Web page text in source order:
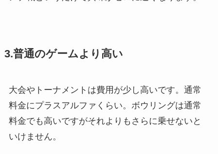
3.普通のゲームより高い
大会やトーナメントは費用が少し高いです。通常
料金にプラスアルファくらい。ボウリングは通常
料金でも高いですがそれよりもさらに乗せないと
いけません。